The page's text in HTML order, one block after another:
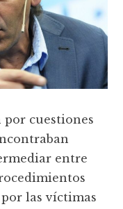
por cuestiones
entre
las víctimas